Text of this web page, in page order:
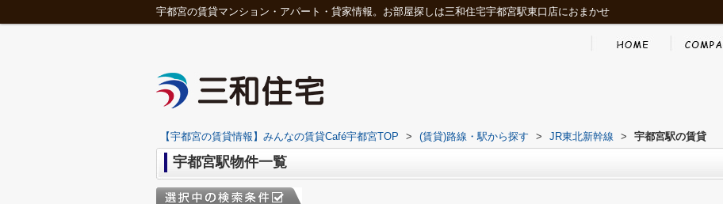
宇都宮の賃貸マンション・アパート・貸家情報。お部屋探しは三和住宅宇都宮駅東口店におまかせ
【宇都宮の賃貸情報】みんなの賃貸Café宇都宮TOP > (賃貸)路線・駅から探す > JR東北新幹線 > 宇都宮駅の賃貸
宇都宮駅物件一覧